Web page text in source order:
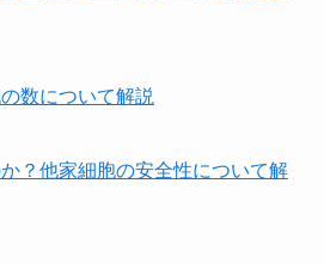
数について解説
？他家細胞の安全性について解